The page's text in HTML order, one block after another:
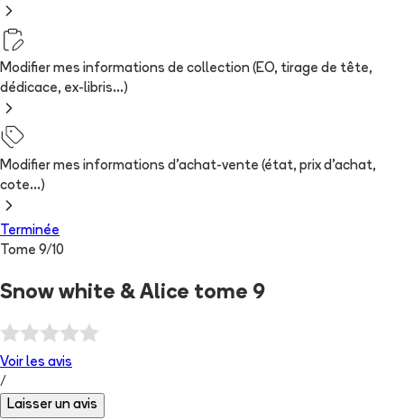
Modifier mes informations de collection (EO, tirage de tête,
dédicace, ex-libris...)
Modifier mes informations d'achat-vente (état, prix d'achat,
cote...)
Terminée
Tome 9/10
Snow white & Alice tome 9
Voir les avis
/
Laisser un avis